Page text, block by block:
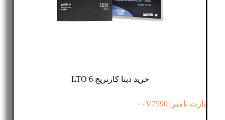
خرید دیتا کارتریج LTO 6
پارت نامبر: ۰۰V7590